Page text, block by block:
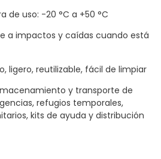
de uso: -20 °C a +50 °C
a impactos y caídas cuando está
ligero, reutilizable, fácil de limpiar
y transporte de
refugios temporales,
kits de ayuda y distribución